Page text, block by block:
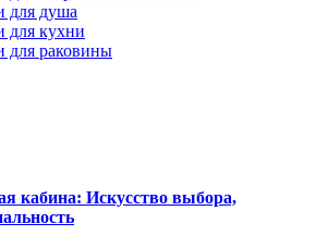
для душа
для кухни
для раковины
кабина: Искусство выбора,